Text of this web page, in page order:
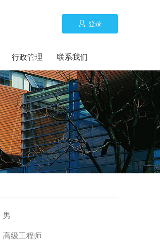
登录
行政管理 联系我们
男
高级工程师